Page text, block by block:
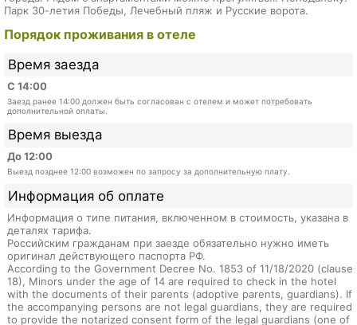
Парк 30-летия Победы, Лечебный пляж и Русские ворота.
Порядок проживания в отеле
Время заезда
С 14:00
Заезд ранее 14:00 должен быть согласован с отелем и может потребовать
дополнительной оплаты.
Время выезда
До 12:00
Выезд позднее 12:00 возможен по запросу за дополнительную плату.
Информация об оплате
Информация о типе питания, включенном в стоимость, указана в
деталях тарифа.
Российским гражданам при заезде обязательно нужно иметь
оригинал действующего паспорта РФ.
According to the Government Decree No. 1853 of 11/18/2020 (clause
18), Minors under the age of 14 are required to check in the hotel
with the documents of their parents (adoptive parents, guardians). If
the accompanying persons are not legal guardians, they are required
to provide the notarized consent form of the legal guardians (one of